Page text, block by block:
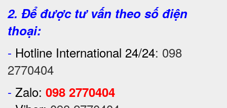
2. Để được tư vấn theo số điện
thoại:
- Hotline International 24/24: 098
2770404
- Zalo: 098 2770404